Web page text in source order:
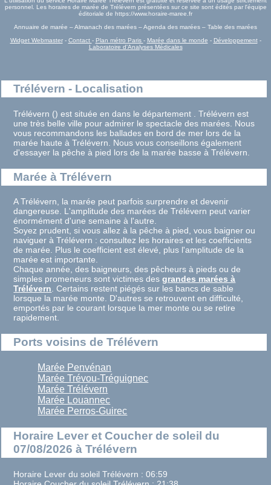
personnel. Les horaires de marée de Trélévern présentées sur ce site sont édités par l'équipe
éditoriale de https://www.horaire-maree.fr
Annuaire de marée – Almanach des marées – Agenda des marées – Table des marées
Widget Webmaster- Contact - Plan métro Paris - Marée dans le monde - Développement-
Laboratoire d'Analyses Médicales
Trélévern - Localisation
Trélévern () est située en dans le département . Trélévern est
une très belle ville pour admirer le spectacle des marées. Nous
vous recommandons les ballades en bord de mer lors de la
marée haute à Trélévern. Nous vous conseillons également
d'essayer la pêche à pied lors de la marée basse à Trélévern.
Marée à Trélévern
A Trélévern, la marée peut parfois surprendre et devenir
dangereuse. L'amplitude des marées de Trélévern peut varier
énormément d'une semaine à l'autre.
Soyez prudent, si vous allez à la pêche à pied, vous baigner ou
naviguer à Trélévern : consultez les horaires et les coefficients
de marée. Plus le coefficient est élevé, plus l'amplitude de la
marée est importante.
Chaque année, des baigneurs, des pêcheurs à pieds ou de
simples promeneurs sont victimes desgrandes marées à
Trélévern. Certains restent piégés sur les bancs de sable
lorsque la marée monte. D'autres se retrouvent en difficulté,
emportés par le courant lorsque la mer monte ou se retire
rapidement.
Ports voisins de Trélévern
Marée Penvénan
Marée Trévou-Tréguignec
Marée Trélévern
Marée Louannec
Marée Perros-Guirec
Horaire Lever et Coucher de soleil du
07/08/2026 à Trélévern
Horaire Lever du soleil Trélévern : 06:59